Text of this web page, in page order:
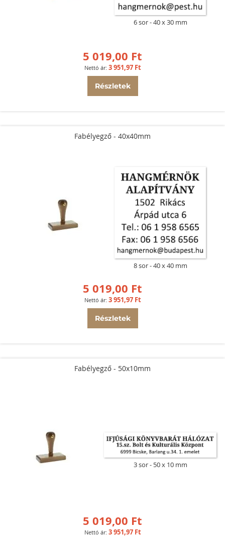
6 sor 40 x 30 mm
5 019,00 Ft
3 951,97 Ft
Részletek
Fabélyegző - 40x40mm
8 sor 40 x 40 mm
5 019,00 Ft
3 951,97 Ft
Részletek
Fabélyegző - 50x10mm
3 sor 50 x 10 mm
5 019,00 Ft
3 951,97 Ft